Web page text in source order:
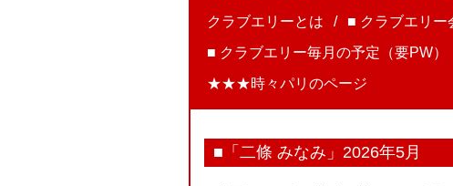
クラブエリーとは
■ クラブエリー
■ クラブエリー毎月の予定（要PW）
★★★時々パリのページ
■「二條 みなみ」2026年5月